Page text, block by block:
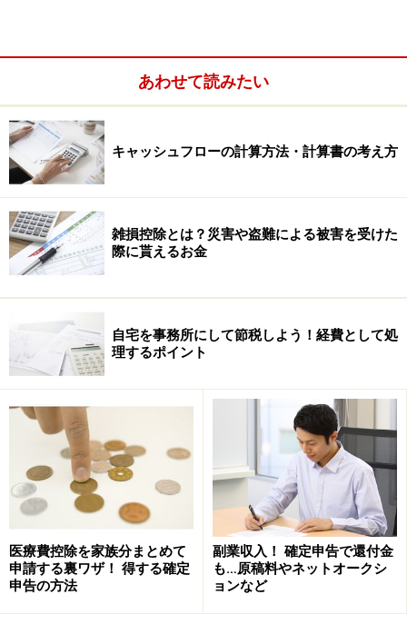
この場合、雑所得は18万円－10万円＝8万円となりま
す。仮に所得税率5％の人の場合、他に所得がなければ
納めるべき所得税等は、8万円×5.105％＝4,084円となり
ます。
すると、18,378円－4,084円＝14,294円があなたの通帳に
税務署から振り込まれることになります。
ポイントは認められる経費の範囲
ここでのポイントは、必要経費はどれくらい認められる
ものか、ということです。しかし、これは一概には言え
ません。実際に経費が収入を上回る状態であれば赤字申
告（実際は0円申告）も認められます。
経費性の判断基準になるのはあくまで、「その副業収入
を得るために要した費用」となります。
一例として、一般的に認められる必要経費を以下にまと
めましたので参考にして頂きたいのですが、あくまで経
あわせて読みたい
キャッシュフローの計算方法・計算書の考え方
雑損控除とは？災害や盗難による被害を受けた
際に貰えるお金
自宅を事務所にして節税しよう！経費として処
理するポイント
医療費控除を家族分まとめて
申請する裏ワザ！ 得する確定
申告の方法
副業収入！ 確定申告で還付金
も…原稿料やネットオークシ
ョンなど